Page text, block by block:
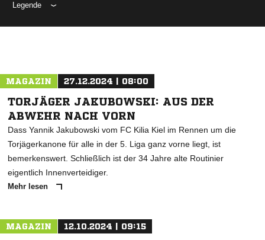
Legende
MAGAZIN 27.12.2024 | 08:00
TORJÄGER JAKUBOWSKI: AUS DER
ABWEHR NACH VORN
Dass Yannik Jakubowski vom FC Kilia Kiel im Rennen um die
Torjägerkanone für alle in der 5. Liga ganz vorne liegt, ist
bemerkenswert. Schließlich ist der 34 Jahre alte Routinier
eigentlich Innenverteidiger.
Mehr lesen
MAGAZIN 12.10.2024 | 09:15